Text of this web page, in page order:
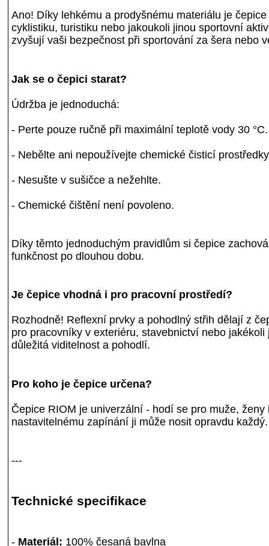
Ano! Díky lehkému a prodyšnému materiálu je
cyklistiku, turistiku nebo jakoukoli jinou sportovní
zvyšují vaši bezpečnost při sportování za šera nebo
Jak se o čepici starat?
Údržba je jednoduchá:
- Perte pouze ručně při maximální teplotě vody 30 °C.
- Nebělte ani nepoužívejte chemické čisticí
- Nesušte v sušičce a nežehlte.
- Chemické čištění není povoleno.
Díky těmto jednoduchým pravidlům si čepice
funkčnost po dlouhou dobu.
Je čepice vhodná i pro pracovní prostředí?
Rozhodně! Reflexní prvky a pohodlný střih dělají z
pro pracovníky v exteriéru, stavebnictví nebo jakékoli
důležitá viditelnost a pohodlí.
Pro koho je čepice určena?
Čepice RIOM je univerzální - hodí se pro muže, ženy
nastavitelnému zapínání ji může nosit opravdu každý.
---
Technické specifikace
- Materiál: 100% česaná bavlna